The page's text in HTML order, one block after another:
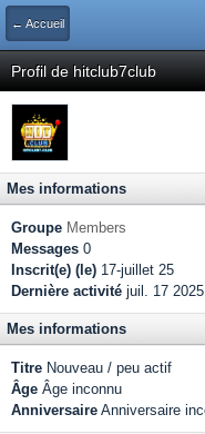
← Accueil
Profil de hitclub7club
Mes informations
Groupe Members
Messages 0
Inscrit(e) (le) 17-juillet 25
Dernière activité juil. 17
Mes informations
Titre Nouveau / peu actif
Âge Âge inconnu
Anniversaire Anniversaire